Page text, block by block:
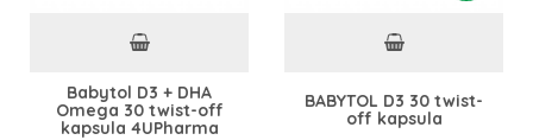
Babytol D3 + DHA
Omega 30 twist-off
kapsula 4UPharma
BABYTOL D3 30 twist-
off kapsula